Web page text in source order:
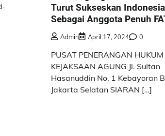
Turut Sukseskan Indonesia
Sebagai Anggota Penuh
Admin April 17, 2024 0
PUSAT PENERANGAN HUKUM
KEJAKSAAN AGUNG Jl. Sultan
Hasanuddin No. 1 Kebayoran
Jakarta Selatan SIARAN […]